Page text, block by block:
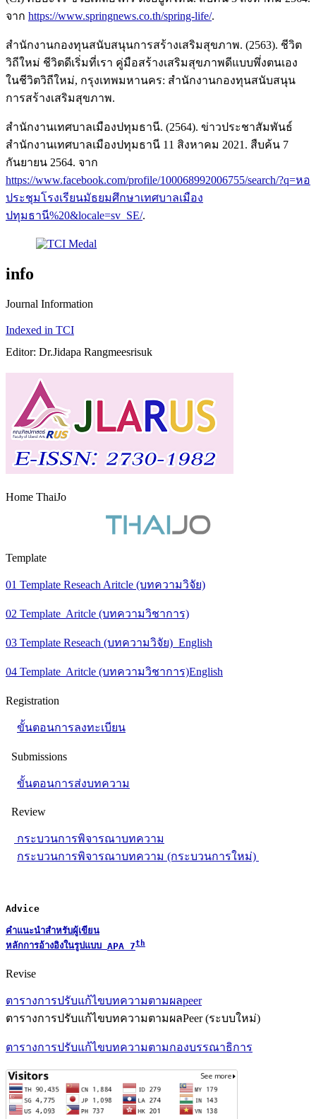
จาก https://www.springnews.co.th/spring-life/.
สำนักงานกองทุนสนับสนุนการสร้างเสริมสุขภาพ. (2563). ชีวิต
วิถีใหม่ ชีวิตดีเริ่มที่เรา คู่มือสร้างเสริมสุขภาพดีแบบพึ่งตนเอง
ในชีวิตวิถีใหม่, กรุงเทพมหานคร: สำนักงานกองทุนสนับสนุน
การสร้างเสริมสุขภาพ.
สำนักงานเทศบาลเมืองปทุมธานี. (2564). ข่าวประชาสัมพันธ์
สำนักงานเทศบาลเมืองปทุมธานี 11 สิงหาคม 2021. สืบค้น 7
กันยายน 2564. จาก
https://www.facebook.com/profile/100068992006755/search/?q=หอ
ประชุมโรงเรียนมัธยมศึกษาเทศบาลเมือง
ปทุมธานี%20&locale=sv_SE/.
info
Journal Information
Indexed in TCI
Editor: Dr.Jidapa Rangmeesrisuk
Home ThaiJo
Template
01 Template Reseach Aritcle (บทความวิจัย)
02 Template Aritcle (บทความวิชาการ)
03 Template Reseach (บทความวิจัย) English
04 Template Aritcle (บทความวิชาการ)English
Registration
ขั้นตอนการลงทะเบียน
Submissions
ขั้นตอนการส่งบทความ
Review
กระบวนการพิจารณาบทความ
กระบวนการพิจารณาบทความ (กระบวนการใหม่)
Advice
คำแนะนำสำหรับผู้เขียน
หลักการอ้างอิงในรูปแบบ APA 7th
Revise
ตารางการปรับแก้ไขบทความตามผลpeer
ตารางการปรับแก้ไขบทความตามผลPeer (ระบบใหม่)
ตารางการปรับแก้ไขบทความตามกองบรรณาธิการ